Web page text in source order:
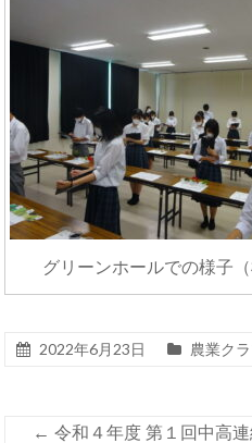
グリーンホールでの様子（
2022年6月23日 農業ク
← 令和４年度 第１回中高